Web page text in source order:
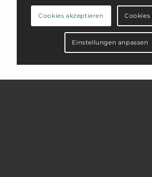
Cookies akzeptieren Cookies
Einstellungen anpassen